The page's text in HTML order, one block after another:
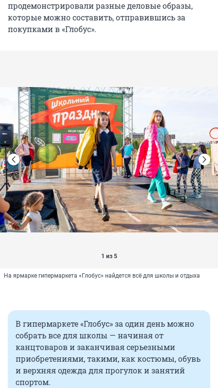
продемонстрировали разные деловые образы,
которые можно составить, отправившись за
покупками в «Глобус».
1 из 5
На ярмарке гипермаркета «Глобус» найдется всё для школы и отдыха
В гипермаркете «Глобус» за один день можно
собрать все для школы — начиная от
канцтоваров и заканчивая серьезными
приобретениями, такими, как костюмы, обувь
и верхняя одежда для прогулок и занятий
спортом.